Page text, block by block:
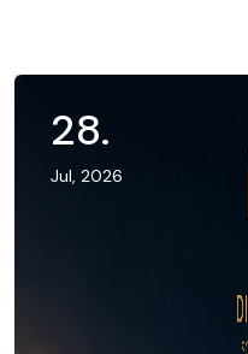
28.
Jul, 2026